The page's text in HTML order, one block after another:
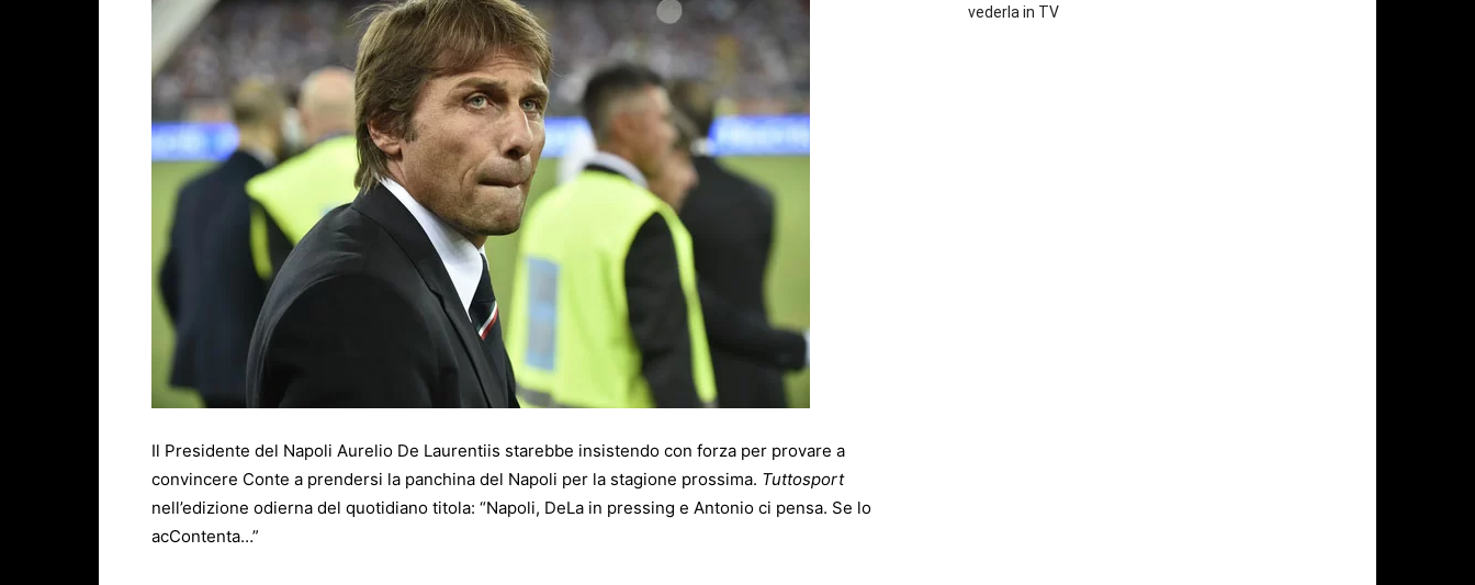
Il Presidente del Napoli Aurelio De Laurentiis starebbe insistendo con forza per provare a
convincere Conte a prendersi la panchina del Napoli per la stagione prossima. Tuttosport
nell’edizione odierna del quotidiano titola: “Napoli, DeLa in pressing e Antonio ci pensa. Se lo
acContenta…”
vederla in TV